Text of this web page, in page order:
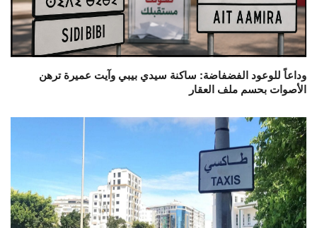
وداعاً للوعود الفضفاضة: ساكنة سيدي بيبي وآيت عميرة ترهن
الأصوات بحسم ملف العقار